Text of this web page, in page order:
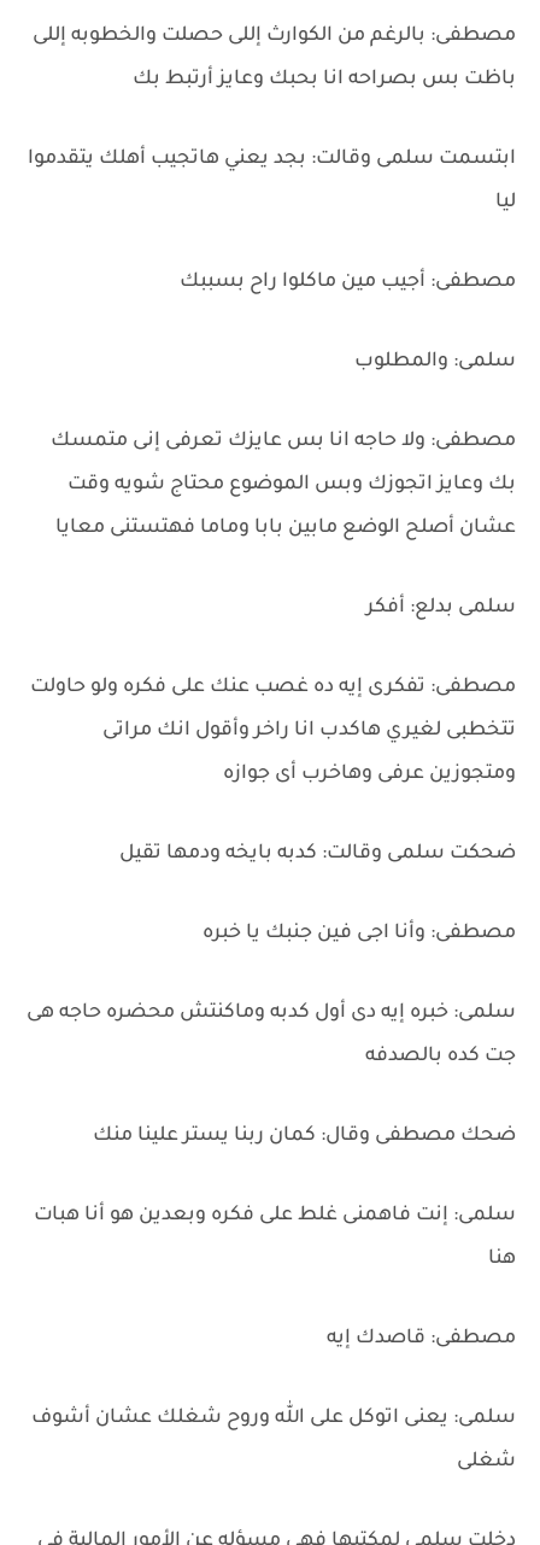
مصطفى: بالرغم من الكوارث إللى حصلت والخطوبه إللى
باظت بس بصراحه انا بحبك وعايز أرتبط بك
ابتسمت سلمى وقالت: بجد يعني هاتجيب أهلك يتقدموا
ليا
مصطفى: أجيب مين ماكلوا راح بسببك
سلمى: والمطلوب
مصطفى: ولا حاجه انا بس عايزك تعرفى إنى متمسك
بك وعايز اتجوزك وبس الموضوع محتاج شويه وقت
عشان أصلح الوضع مابين بابا وماما فهتستنى معايا
سلمى بدلع: أفكر
مصطفى: تفكرى إيه ده غصب عنك على فكره ولو حاولت
تتخطبى لغيري هاكدب انا راخر وأقول انك مراتى
ومتجوزين عرفى وهاخرب أى جوازه
ضحكت سلمى وقالت: كدبه بايخه ودمها تقيل
مصطفى: وأنا اجى فين جنبك يا خبره
سلمى: خبره إيه دى أول كدبه وماكنتش محضره حاجه هى
جت كده بالصدفه
ضحك مصطفى وقال: كمان ربنا يستر علينا منك
سلمى: إنت فاهمنى غلط على فكره وبعدين هو أنا هبات
هنا
مصطفى: قاصدك إيه
سلمى: يعنى اتوكل على الله وروح شغلك عشان أشوف
شغلى